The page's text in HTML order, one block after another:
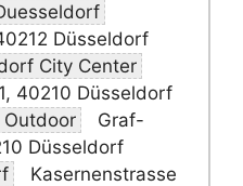
Düsseldorf
City Center
40210 Düsseldorf
Graf-
Düsseldorf
Kasernenstrasse